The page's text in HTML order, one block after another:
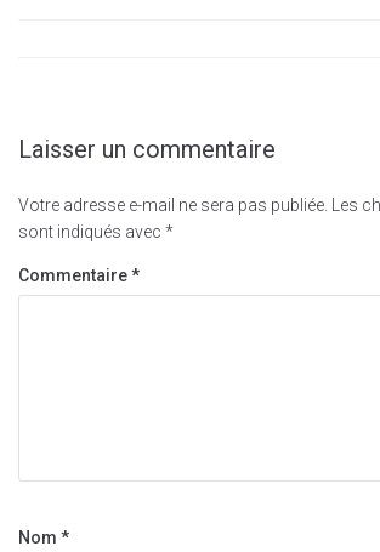
Laisser un commentaire
Votre adresse e-mail ne sera pas publiée.
Les
sont indiqués avec *
Commentaire*
Nom *